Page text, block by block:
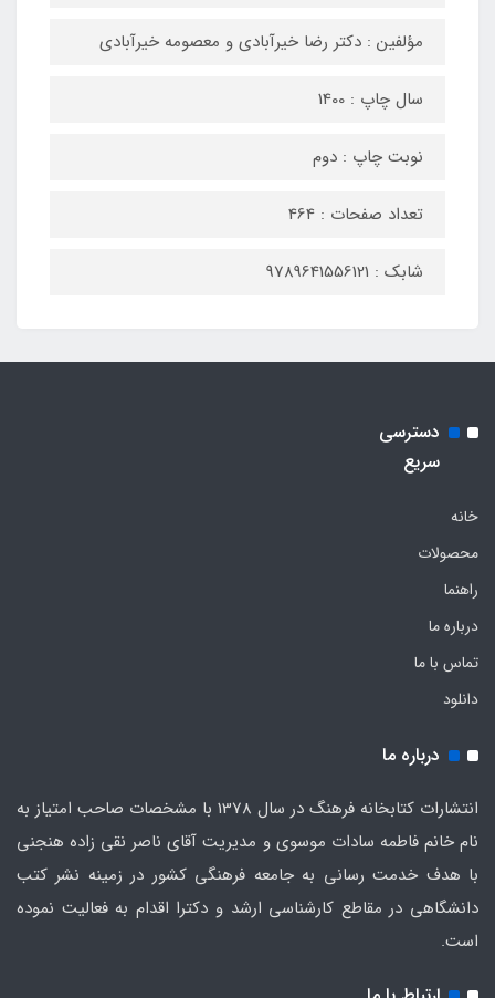
مؤلفین : دکتر رضا خیرآبادی و معصومه خیرآبادی
سال چاپ : 1400
نوبت چاپ : دوم
تعداد صفحات : 464
شابک : 9789641556121
دسترسی
سریع
خانه
محصولات
راهنما
درباره ما
تماس با ما
دانلود
درباره ما
انتشارات کتابخانه فرهنگ در سال 1378 با مشخصات صاحب امتیاز به
نام خانم فاطمه سادات موسوی و مدیریت آقای ناصر نقی زاده هنجنی
با هدف خدمت رسانی به جامعه فرهنگی کشور در زمینه نشر کتب
دانشگاهی در مقاطع کارشناسی ارشد و دکترا اقدام به فعالیت نموده
است.